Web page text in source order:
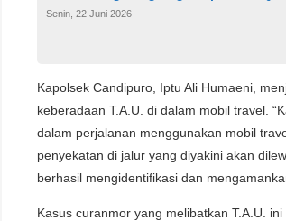
Senin, 22 Juni 2026
Kapolsek Candipuro, Iptu Ali Humaeni,
keberadaan T.A.U. di dalam mobil travel.
dalam perjalanan menggunakan mobil
penyekatan di jalur yang diyakini akan
berhasil mengidentifikasi dan
Kasus curanmor yang melibatkan T.A.U.